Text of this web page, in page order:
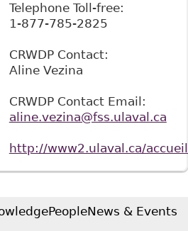
Telephone Toll-free:
1-877-785-2825
CRWDP Contact:
Aline Vezina
CRWDP Contact Email:
aline.vezina@fss.ulaval.ca
http://www2.ulaval.ca/
PeopleNews & Events